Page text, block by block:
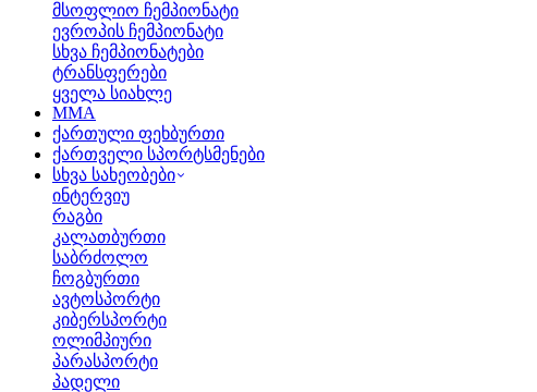
მსოფლიო ჩემპიონატი
ევროპის ჩემპიონატი
სხვა ჩემპიონატები
ტრანსფერები
ყველა სიახლე
MMA
ქართული ფეხბურთი
ქართველი სპორტსმენები
სხვა სახეობები
ინტერვიუ
რაგბი
კალათბურთი
საბრძოლო
ჩოგბურთი
ავტოსპორტი
კიბერსპორტი
ოლიმპიური
პარასპორტი
პადელი